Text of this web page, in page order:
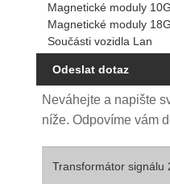
Magnetické moduly
Magnetické moduly
Součásti vozidla Lan
Odeslat dotaz
Neváhejte a napište
níže. Odpovíme vám